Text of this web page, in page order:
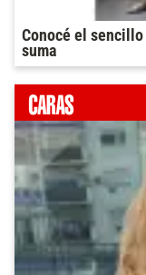
Conocé el
suma